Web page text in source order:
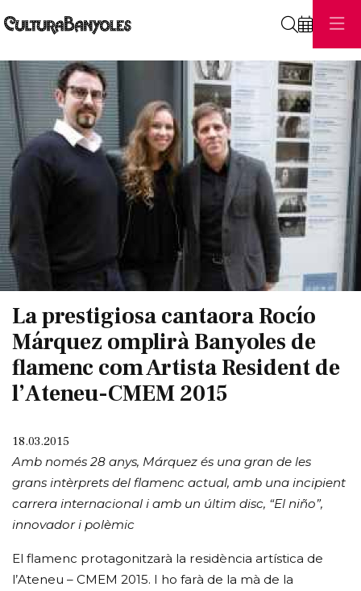
La prestigiosa cantaora Rocío
Márquez omplirà Banyoles de
flamenc com Artista Resident de
l’Ateneu-CMEM 2015
18.03.2015
Amb només 28 anys, Márquez és una gran de les
grans intèrprets del flamenc actual, amb una incipient
carrera internacional i amb un últim disc, “El niño”,
innovador i polèmic
El flamenc protagonitzarà la residència artística de
l’Ateneu – CMEM 2015. I ho farà de la mà de la